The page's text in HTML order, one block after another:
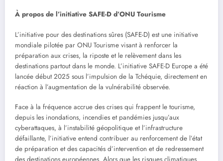
À propos de l’initiative SAFE-D d’ONU Tourisme
L’initiative pour des destinations sûres (SAFE-D) est une initiative
mondiale pilotée par ONU Tourisme visant à renforcer la
préparation aux crises, la riposte et le relèvement dans les
destinations partout dans le monde. L’initiative SAFE-D Europe a été
lancée début 2025 sous l’impulsion de la Tchéquie, directement en
réaction à l’augmentation de la vulnérabilité observée.
Face à la fréquence accrue des crises qui frappent le tourisme,
depuis les inondations, incendies et pandémies jusqu’aux
cyberattaques, à l’instabilité géopolitique et l’infrastructure
défaillante, l’initiative entend contribuer au renforcement de l’état
de préparation et des capacités d’intervention et de redressement